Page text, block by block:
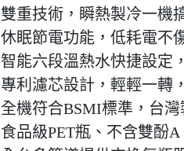
雙重技術，瞬熱製冷一機
休眠節電功能，低耗電不
智能六段溫熱水快捷設定
專利濾芯設計，輕輕一轉
全機符合BSMI標準，台
食品級PET瓶、不含雙酚A